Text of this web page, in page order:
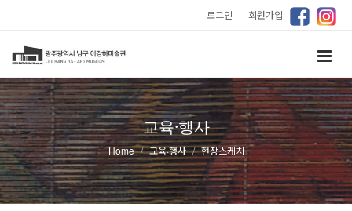
로그인 ｜ 회원가입
교육·행사
Home 교육·행사 현장스케치